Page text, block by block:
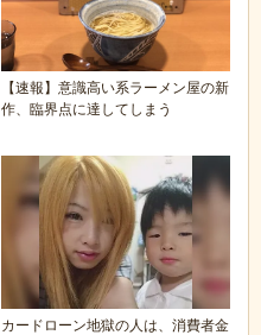
【速報】意識高い系ラーメン屋の新
作、臨界点に達してしまう
カードローン地獄の人は、消費者金